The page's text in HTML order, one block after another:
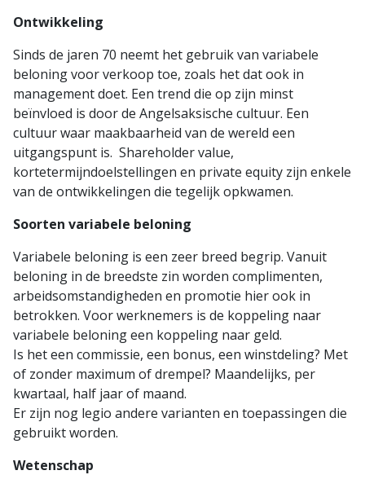
Ontwikkeling
Sinds de jaren 70 neemt het gebruik van variabele
beloning voor verkoop toe, zoals het dat ook in
management doet. Een trend die op zijn minst
beïnvloed is door de Angelsaksische cultuur. Een
cultuur waar maakbaarheid van de wereld een
uitgangspunt is. Shareholder value,
kortetermijndoelstellingen en private equity zijn enkele
van de ontwikkelingen die tegelijk opkwamen.
Soorten variabele beloning
Variabele beloning is een zeer breed begrip. Vanuit
beloning in de breedste zin worden complimenten,
arbeidsomstandigheden en promotie hier ook in
betrokken. Voor werknemers is de koppeling naar
variabele beloning een koppeling naar geld.
Is het een commissie, een bonus, een winstdeling? Met
of zonder maximum of drempel? Maandelijks, per
kwartaal, half jaar of maand.
Er zijn nog legio andere varianten en toepassingen die
gebruikt worden.
Wetenschap